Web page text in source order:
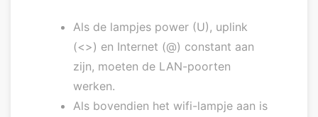
Als de lampjes power (U), uplink
(<>) en Internet (@) constant aan
zijn, moeten de LAN-poorten
werken.
Als bovendien het wifi-lampje aan is